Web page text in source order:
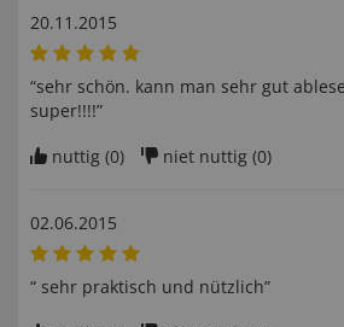
20.11.2015
“sehr schön. kann man sehr gut
super!!!!”
nuttig (0) niet nuttig (0)
02.06.2015
“ sehr praktisch und nützlich”